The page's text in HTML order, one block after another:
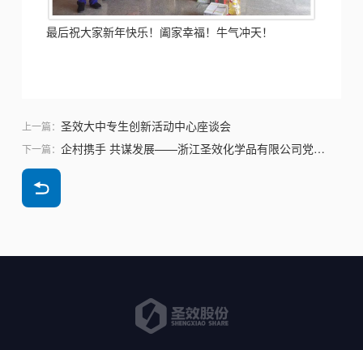
最后祝大家新年快乐！阖家幸福！牛气冲天！
上一篇： 圣效大中专生创新活动中心座谈会
下一篇： 企村携手 共谋发展——浙江圣效化学品有限公司党支部开展企村党建共建活动